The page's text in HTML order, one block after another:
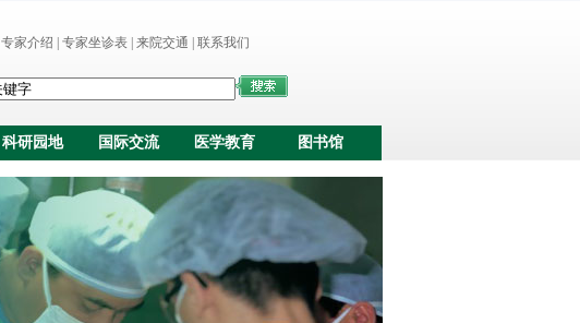
专家介绍 专家坐诊表 来院交通 联系我们
科研园地 国际交流 医学教育 图书馆